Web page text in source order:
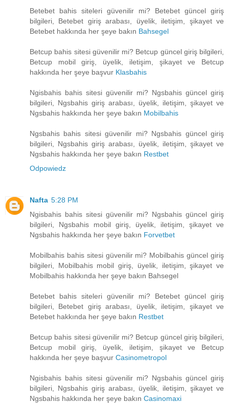
Betebet bahis siteleri güvenilir mi? Betebet güncel giriş
bilgileri, Betebet giriş arabası, üyelik, iletişim, şikayet ve
Betebet hakkında her şeye bakın Bahsegel
Betcup bahis sitesi güvenilir mi? Betcup güncel giriş bilgileri,
Betcup mobil giriş, üyelik, iletişim, şikayet ve Betcup
hakkında her şeye başvur Klasbahis
Ngisbahis bahis sitesi güvenilir mi? Ngsbahis güncel giriş
bilgileri, Ngsbahis giriş arabası, üyelik, iletişim, şikayet ve
Ngsbahis hakkında her şeye bakın Mobilbahis
Ngsbahis bahis sitesi güvenilir mi? Ngsbahis güncel giriş
bilgileri, Ngsbahis giriş arabası, üyelik, iletişim, şikayet ve
Ngsbahis hakkında her şeye bakın Restbet
Odpowiedz
Nafta 5:28 PM
Ngisbahis bahis sitesi güvenilir mi? Ngsbahis güncel giriş
bilgileri, Ngsbahis mobil giriş, üyelik, iletişim, şikayet ve
Ngsbahis hakkında her şeye bakın Forvetbet
Mobilbahis bahis sitesi güvenilir mi? Mobilbahis güncel giriş
bilgileri, Mobilbahis mobil giriş, üyelik, iletişim, şikayet ve
Mobilbahis hakkında her şeye bakın Bahsegel
Betebet bahis siteleri güvenilir mi? Betebet güncel giriş
bilgileri, Betebet giriş arabası, üyelik, iletişim, şikayet ve
Betebet hakkında her şeye bakın Restbet
Betcup bahis sitesi güvenilir mi? Betcup güncel giriş bilgileri,
Betcup mobil giriş, üyelik, iletişim, şikayet ve Betcup
hakkında her şeye başvur Casinometropol
Ngisbahis bahis sitesi güvenilir mi? Ngsbahis güncel giriş
bilgileri, Ngsbahis giriş arabası, üyelik, iletişim, şikayet ve
Ngsbahis hakkında her şeye bakın Casinomaxi